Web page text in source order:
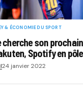
& ÉCONOMIE DU SPORT
cherche son
Spotify en
24 janvier 2022